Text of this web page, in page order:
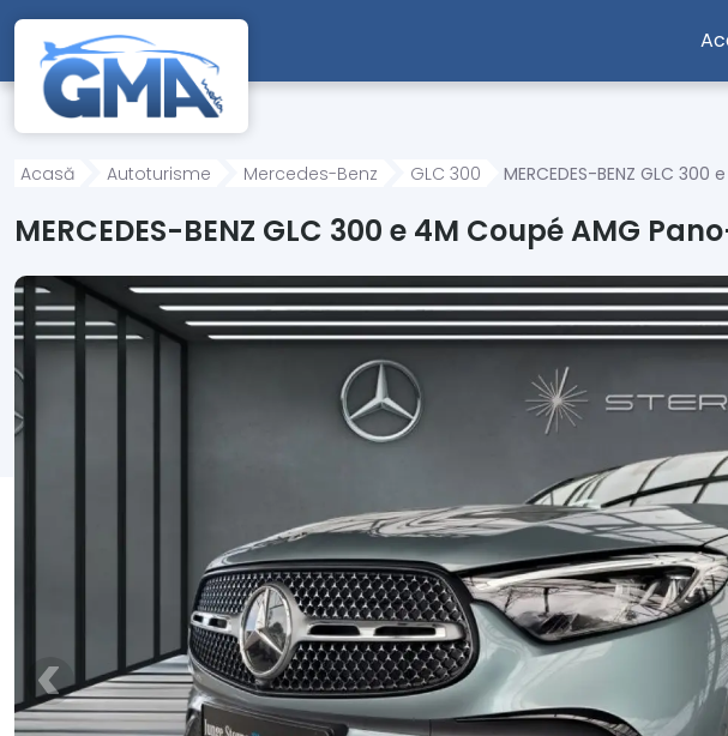
Mergi direct la conținutul principal
Acasă Autoturisme Mercedes-Benz GLC 300 MERCEDES-BENZ GLC
MERCEDES-BENZ GLC 300 e 4M Coupé AMG